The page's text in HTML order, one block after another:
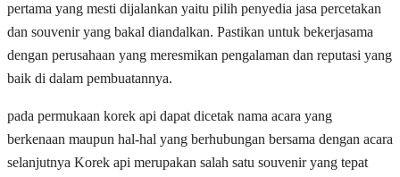
pertama yang mesti dijalankan yaitu pilih penyedia jasa percetakan
dan souvenir yang bakal diandalkan. Pastikan untuk bekerjasama
dengan perusahaan yang meresmikan pengalaman dan reputasi yang
baik di dalam pembuatannya.
pada permukaan korek api dapat dicetak nama acara yang
berkenaan maupun hal-hal yang berhubungan bersama dengan acara
selanjutnya Korek api merupakan salah satu souvenir yang tepat